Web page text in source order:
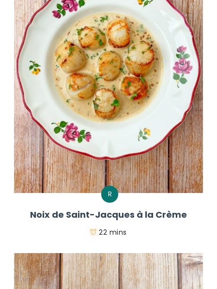
R
Noix de Saint-Jacques à la Crème
22 mins